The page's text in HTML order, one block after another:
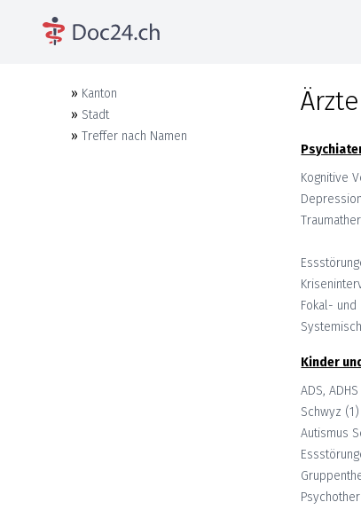
» Kanton
» Stadt
» Treffer nach Namen
Kognitive
Depression
Fokal- und
Kinder
ADS,
Schwyz (1)
Autismus